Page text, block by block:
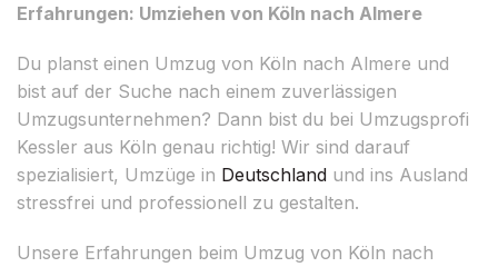
Erfahrungen: Umziehen von Köln nach Almere
Du planst einen Umzug von Köln nach Almere und
bist auf der Suche nach einem zuverlässigen
Umzugsunternehmen? Dann bist du bei Umzugsprofi
Kessler aus Köln genau richtig! Wir sind darauf
spezialisiert, Umzüge in Deutschland und ins Ausland
stressfrei und professionell zu gestalten.
Unsere Erfahrungen beim Umzug von Köln nach